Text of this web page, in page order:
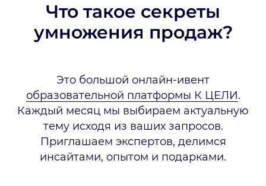
Что такое секреты
умножения продаж?
Это большой онлайн-ивент
образовательной платформы К ЦЕЛИ.
Каждый месяц мы выбираем актуальную
тему исходя из ваших запросов.
Приглашаем экспертов, делимся
инсайтами, опытом и подарками.